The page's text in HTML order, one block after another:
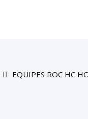
EQUIPES ROC HC